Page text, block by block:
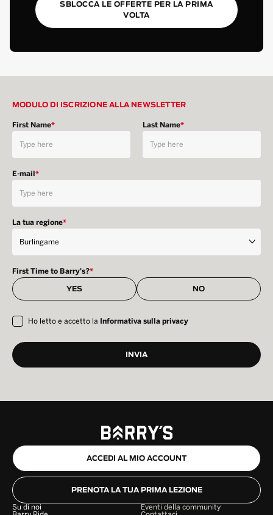
SBLOCCA LE OFFERTE PER LA PRIMA
VOLTA
MODULO DI ISCRIZIONE ALLA NEWSLETTER
First Name* Last Name*
E-mail*
La tua regione*
First Time to Barry's?*
YES NO
Ho letto e accetto la Informativa sulla privacy
ACCEDI AL MIO ACCOUNT
PRENOTA LA TUA PRIMA LEZIONE
Su di noi
Eventi della community